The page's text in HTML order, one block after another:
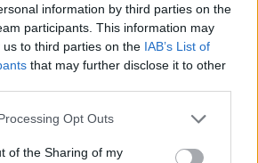
information by third parties on the
participants. This information may
to third parties on the IAB’s List of
that may further disclose it to other
website/app uses one or more Google
or usage behaviour. You may click to
Opt Outs
of the Sharing of my
κανένας
ή να
λέει
31